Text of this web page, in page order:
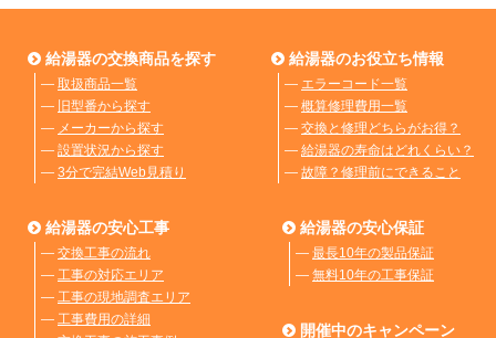
給湯器の交換商品を探す
― 取扱商品一覧
― 旧型番から探す
― メーカーから探す
― 設置状況から探す
― 3分で完結Web見積り
給湯器のお役立ち情報
― エラーコード一覧
― 概算修理費用一覧
― 交換と修理どちらがお得？
― 給湯器の寿命はどれくらい？
― 故障？修理前にできること
給湯器の安心工事
― 交換工事の流れ
― 工事の対応エリア
― 工事の現地調査エリア
― 工事費用の詳細
給湯器の安心保証
― 最長10年の製品保証
― 無料10年の工事保証
開催中のキャンペーン